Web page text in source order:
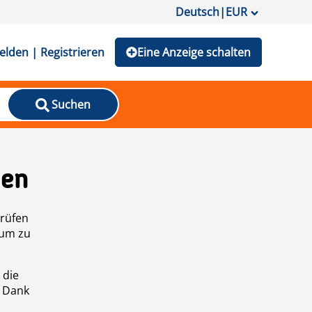
Deutsch|EUR
| Registrieren Eine Anzeige schalten
Suchen
zu
die